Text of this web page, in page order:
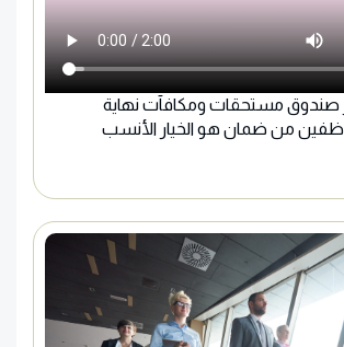
صندوق مستحقات ومكافآت نهاية
من ضمان هو الخيار الأنسب